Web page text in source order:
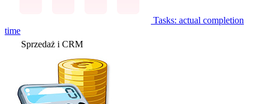
Tasks: actual completion
time
Sprzedaż i CRM